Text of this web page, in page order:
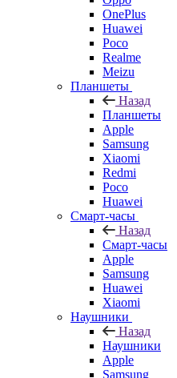
OnePlus
Huawei
Poco
Realme
Meizu
Планшеты
Назад
Планшеты
Apple
Samsung
Xiaomi
Redmi
Poco
Huawei
Смарт-часы
Назад
Смарт-часы
Apple
Samsung
Huawei
Xiaomi
Наушники
Назад
Наушники
Apple
Samsung